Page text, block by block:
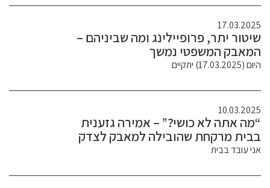
17.03.2025
שיטור יתר, פרופיילינג ומה שביניהם –
המאבק המשפטי נמשך
היום (17.03.2025) יתקיים
10.03.2025
“מה אתה לא כושי?” – אמירה גזענית
בבית מרקחת שהובילה למאבק לצדק
אני עובד בבית